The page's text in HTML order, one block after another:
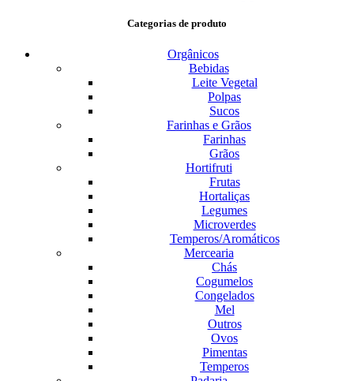
Categorias de produto
Orgânicos
Bebidas
Leite Vegetal
Polpas
Sucos
Farinhas e Grãos
Farinhas
Grãos
Hortifruti
Frutas
Hortaliças
Legumes
Microverdes
Temperos/Aromáticos
Mercearia
Chás
Cogumelos
Congelados
Mel
Outros
Ovos
Pimentas
Temperos